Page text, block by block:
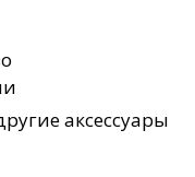
аксессуары